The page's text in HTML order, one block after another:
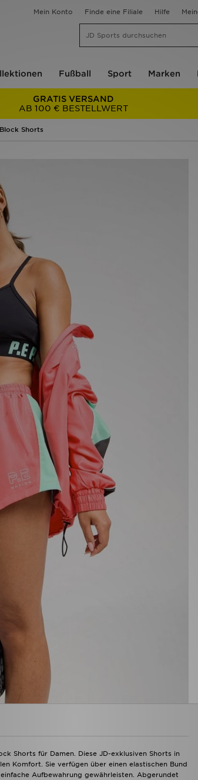
Mein Konto Finde eine Filiale Hilfe
Fußball Sport Marken
GRATIS VERSAND
AB 100 € BESTELLWERT
Shorts
Shorts für Damen. Diese JD-exklusiven Shorts in
Komfort. Sie verfügen über einen elastischen Bund
Aufbewahrung gewährleisten. Abgerundet